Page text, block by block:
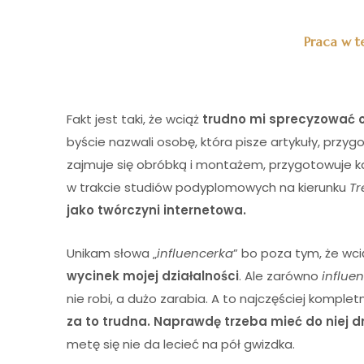
Praca w
Fakt jest taki, że wciąż trudno mi sprecyzować
byście nazwali osobę, która pisze artykuły,
zajmuje się obróbką i montażem, przygotowuje
w trakcie studiów podyplomowych na kierunku
jako twórczyni internetowa.
Unikam słowa „influencerka” bo poza tym, że
wycinek mojej działalności. Ale zarówno
nie robi, a dużo zarabia. A to najczęściej
za to trudna. Naprawdę trzeba mieć do niej
metę się nie da lecieć na pół gwizdka.